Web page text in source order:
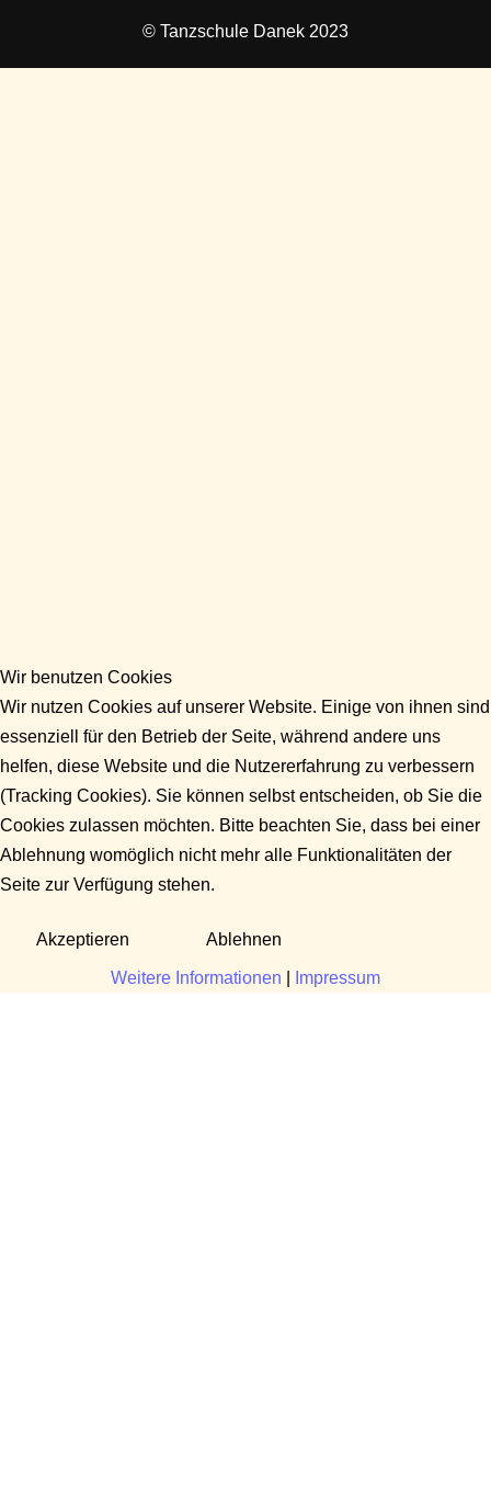
© Tanzschule Danek 2023
Wir benutzen Cookies
Wir nutzen Cookies auf unserer Website. Einige von ihnen sind
essenziell für den Betrieb der Seite, während andere uns
helfen, diese Website und die Nutzererfahrung zu verbessern
(Tracking Cookies). Sie können selbst entscheiden, ob Sie die
Cookies zulassen möchten. Bitte beachten Sie, dass bei einer
Ablehnung womöglich nicht mehr alle Funktionalitäten der
Seite zur Verfügung stehen.
Akzeptieren Ablehnen
Weitere Informationen Impressum